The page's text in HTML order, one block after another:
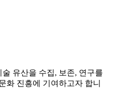
유산을 수집, 보존, 연구를
화 진흥에 기여하고자 합니